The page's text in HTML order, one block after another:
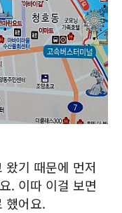
기 때문에 먼저
. 이따 이걸 보면
했어요.